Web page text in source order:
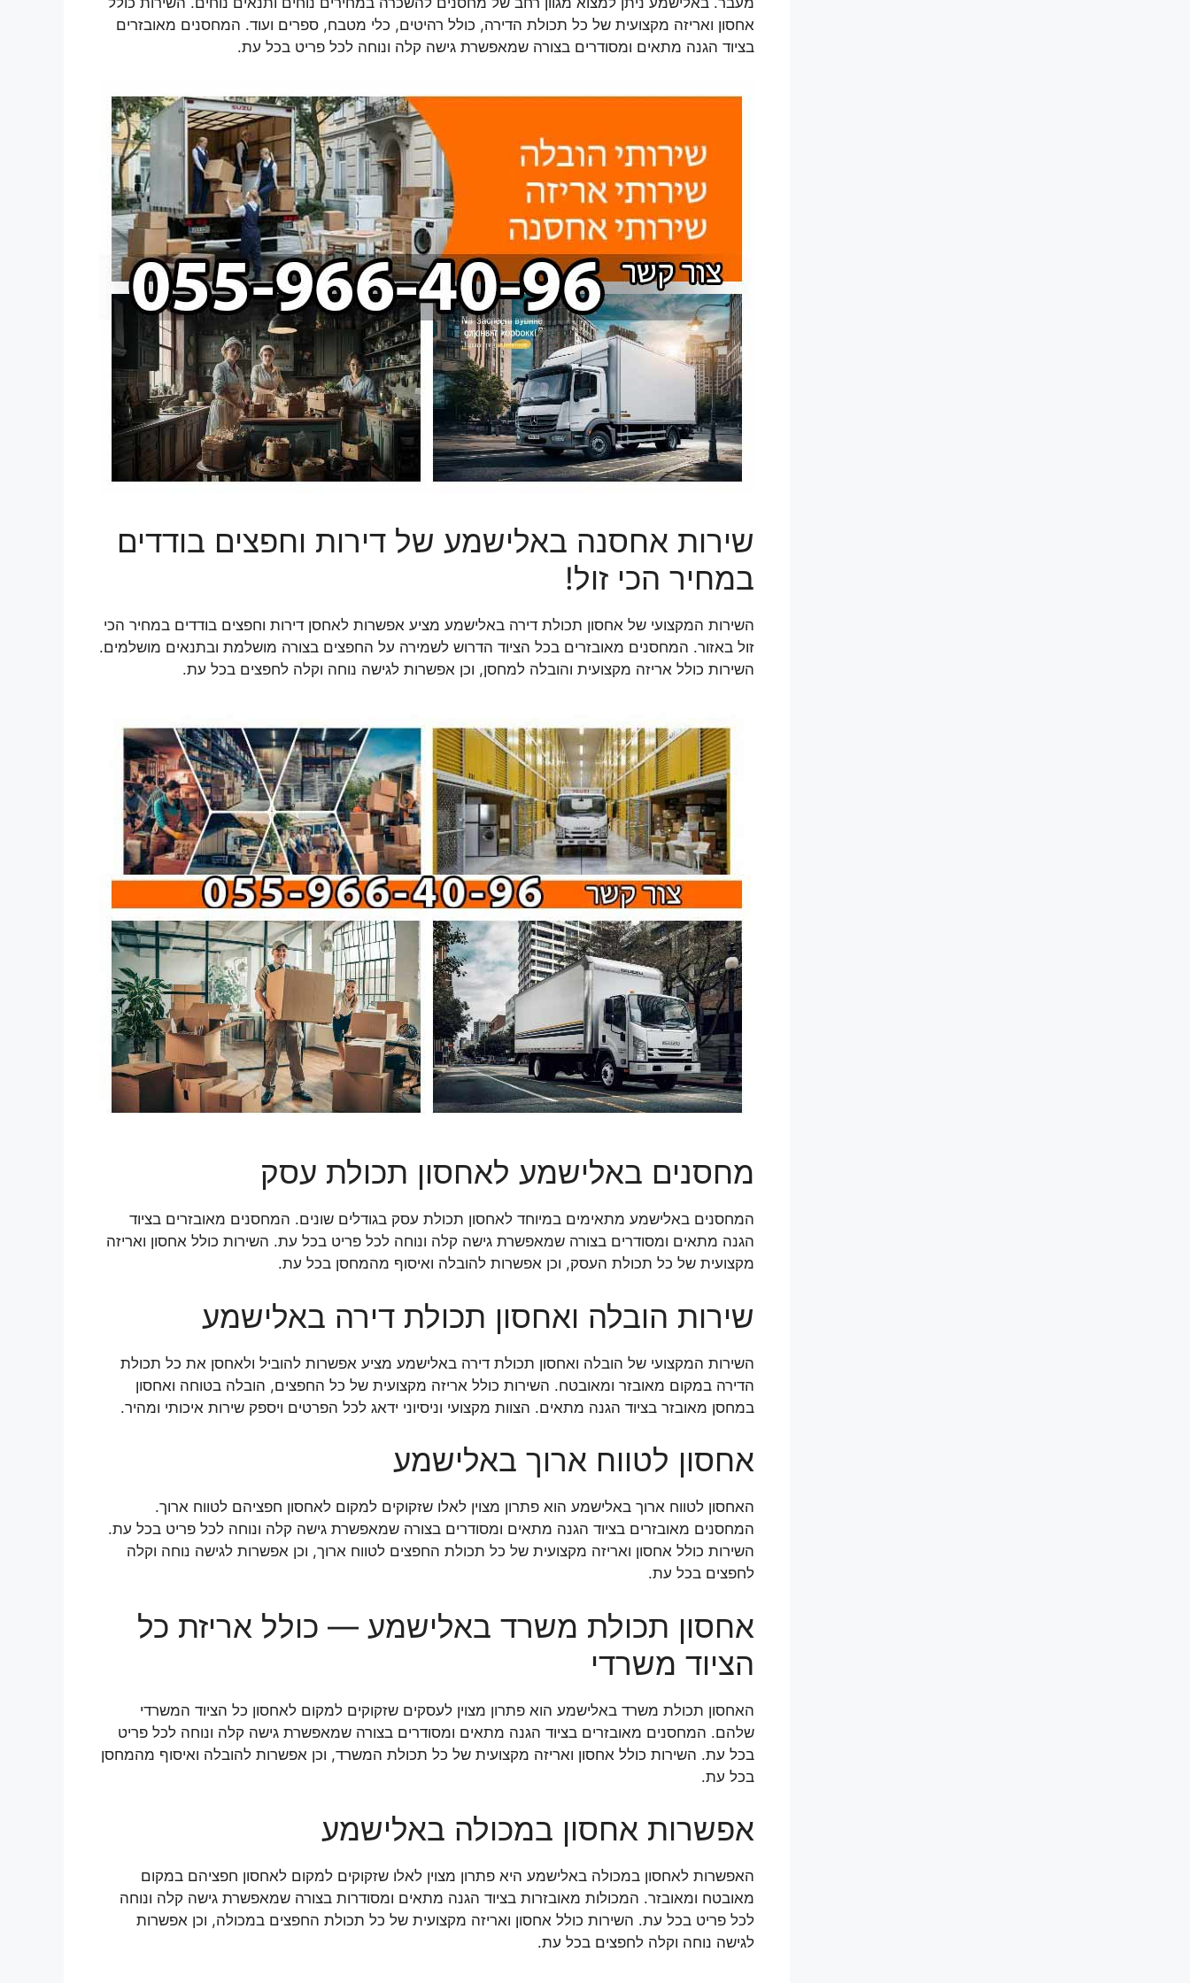
אחסון ואריזה מקצועית של כל תכולת הדירה, כולל רהיטים, כלי מטבח, ספרים ועוד. המחסנים מאובזרים
בציוד הגנה מתאים ומסודרים בצורה שמאפשרת גישה קלה ונוחה לכל פריט בכל עת.
שירות אחסנה באלישמע של דירות וחפצים בודדים
במחיר הכי זול!
השירות המקצועי של אחסון תכולת דירה באלישמע מציע אפשרות לאחסן דירות וחפצים בודדים במחיר הכי
זול באזור. המחסנים מאובזרים בכל הציוד הדרוש לשמירה על החפצים בצורה מושלמת ובתנאים מושלמים.
השירות כולל אריזה מקצועית והובלה למחסן, וכן אפשרות לגישה נוחה וקלה לחפצים בכל עת.
מחסנים באלישמע לאחסון תכולת עסק
המחסנים באלישמע מתאימים במיוחד לאחסון תכולת עסק בגודלים שונים. המחסנים מאובזרים בציוד
הגנה מתאים ומסודרים בצורה שמאפשרת גישה קלה ונוחה לכל פריט בכל עת. השירות כולל אחסון ואריזה
מקצועית של כל תכולת העסק, וכן אפשרות להובלה ואיסוף מהמחסן בכל עת.
שירות הובלה ואחסון תכולת דירה באלישמע
השירות המקצועי של הובלה ואחסון תכולת דירה באלישמע מציע אפשרות להוביל ולאחסן את כל תכולת
הדירה במקום מאובזר ומאובטח. השירות כולל אריזה מקצועית של כל החפצים, הובלה בטוחה ואחסון
במחסן מאובזר בציוד הגנה מתאים. הצוות מקצועי וניסיוני ידאג לכל הפרטים ויספק שירות איכותי ומהיר.
אחסון לטווח ארוך באלישמע
האחסון לטווח ארוך באלישמע הוא פתרון מצוין לאלו שזקוקים למקום לאחסון חפציהם לטווח ארוך.
המחסנים מאובזרים בציוד הגנה מתאים ומסודרים בצורה שמאפשרת גישה קלה ונוחה לכל פריט בכל עת.
השירות כולל אחסון ואריזה מקצועית של כל תכולת החפצים לטווח ארוך, וכן אפשרות לגישה נוחה וקלה
לחפצים בכל עת.
אחסון תכולת משרד באלישמע — כולל אריזת כל
הציוד משרדי
האחסון תכולת משרד באלישמע הוא פתרון מצוין לעסקים שזקוקים למקום לאחסון כל הציוד המשרדי
שלהם. המחסנים מאובזרים בציוד הגנה מתאים ומסודרים בצורה שמאפשרת גישה קלה ונוחה לכל פריט
בכל עת. השירות כולל אחסון ואריזה מקצועית של כל תכולת המשרד, וכן אפשרות להובלה ואיסוף מהמחסן
בכל עת.
אפשרות אחסון במכולה באלישמע
האפשרות לאחסון במכולה באלישמע היא פתרון מצוין לאלו שזקוקים למקום לאחסון חפציהם במקום
מאובטח ומאובזר. המכולות מאובזרות בציוד הגנה מתאים ומסודרות בצורה שמאפשרת גישה קלה ונוחה
לכל פריט בכל עת. השירות כולל אחסון ואריזה מקצועית של כל תכולת החפצים במכולה, וכן אפשרות
לגישה נוחה וקלה לחפצים בכל עת.